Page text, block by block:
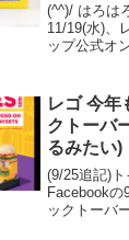
(^^)/ はろは
11/19(水)、
ップ公式オ
す。 条件は
レゴ 今年
クトーバ
るみたい)
(9/25追記)
Facebookの
ックトーバ